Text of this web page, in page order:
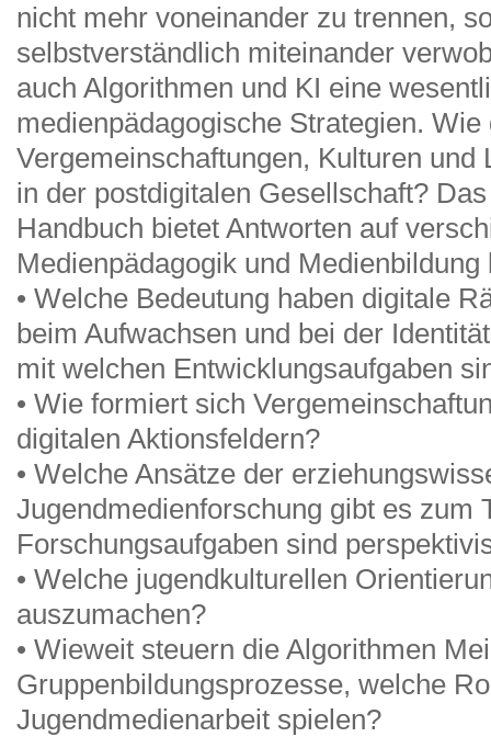
nicht mehr voneinander zu trennen,
selbstverständlich miteinander
auch Algorithmen und KI eine
medienpädagogische Strategien.
Vergemeinschaftungen, Kulturen und
in der postdigitalen Gesellschaft?
Handbuch bietet Antworten auf
Medienpädagogik und Medienbildung
• Welche Bedeutung haben digitale
beim Aufwachsen und bei der
mit welchen Entwicklungsaufgaben
• Wie formiert sich
digitalen Aktionsfeldern?
• Welche Ansätze der
Jugendmedienforschung gibt es zum
Forschungsaufgaben sind
• Welche jugendkulturellen
auszumachen?
• Wieweit steuern die Algorithmen
Gruppenbildungsprozesse, welche
Jugendmedienarbeit spielen?